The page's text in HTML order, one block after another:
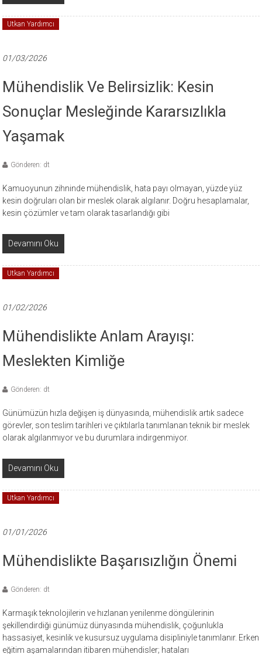
Utkan Yardımcı
01/03/2026
Mühendislik Ve Belirsizlik: Kesin
Sonuçlar Mesleğinde Kararsızlıkla
Yaşamak
Gönderen: dt
Kamuoyunun zihninde mühendislik, hata payı olmayan, yüzde yüz
kesin doğruları olan bir meslek olarak algılanır. Doğru hesaplamalar,
kesin çözümler ve tam olarak tasarlandığı gibi
Devamını Oku
Utkan Yardımcı
01/02/2026
Mühendislikte Anlam Arayışı:
Meslekten Kimliğe
Gönderen: dt
Günümüzün hızla değişen iş dünyasında, mühendislik artık sadece
görevler, son teslim tarihleri ​​ve çıktılarla tanımlanan teknik bir meslek
olarak algılanmıyor ve bu durumlara indirgenmiyor.
Devamını Oku
Utkan Yardımcı
01/01/2026
Mühendislikte Başarısızlığın Önemi
Gönderen: dt
Karmaşık teknolojilerin ve hızlanan yenilenme döngülerinin
şekillendirdiği günümüz dünyasında mühendislik, çoğunlukla
hassasiyet, kesinlik ve kusursuz uygulama disipliniyle tanımlanır. Erken
eğitim aşamalarından itibaren mühendisler; hataları